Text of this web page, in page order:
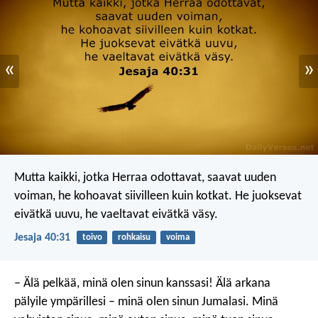
« »
Mutta kaikki, jotka Herraa odottavat, saavat uuden
voiman, he kohoavat siivilleen kuin kotkat. He juoksevat
eivätkä uuvu, he vaeltavat eivätkä väsy.
Jesaja 40:31 toivo rohkaisu voima
– Älä pelkää, minä olen sinun kanssasi! Älä arkana
pälyile ympärillesi – minä olen sinun Jumalasi. Minä